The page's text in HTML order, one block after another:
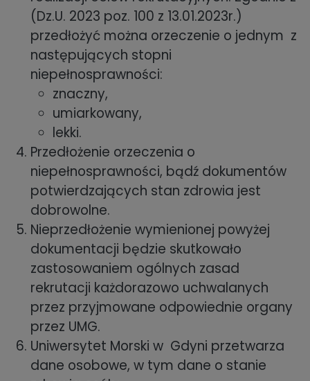
(Dz.U. 2023 poz. 100 z 13.01.2023r.)
przedłożyć można orzeczenie o jednym z
następujących stopni
niepełnosprawności:
znaczny,
umiarkowany,
lekki.
Przedłożenie orzeczenia o
niepełnosprawności, bądź dokumentów
potwierdzających stan zdrowia jest
dobrowolne.
Nieprzedłożenie wymienionej powyżej
dokumentacji będzie skutkowało
zastosowaniem ogólnych zasad
rekrutacji każdorazowo uchwalanych
przez przyjmowane odpowiednie organy
przez UMG.
Uniwersytet Morski w Gdyni przetwarza
dane osobowe, w tym dane o stanie